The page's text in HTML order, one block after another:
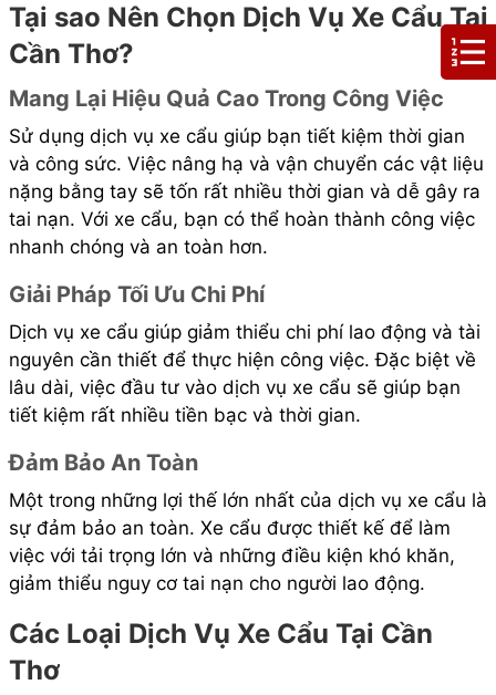
Tại sao Nên Chọn Dịch Vụ Xe Cẩu Tại
Cần Thơ?
Mang Lại Hiệu Quả Cao Trong Công Việc
Sử dụng dịch vụ xe cẩu giúp bạn tiết kiệm thời gian
và công sức. Việc nâng hạ và vận chuyển các vật liệu
nặng bằng tay sẽ tốn rất nhiều thời gian và dễ gây ra
tai nạn. Với xe cẩu, bạn có thể hoàn thành công việc
nhanh chóng và an toàn hơn.
Giải Pháp Tối Ưu Chi Phí
Dịch vụ xe cẩu giúp giảm thiểu chi phí lao động và tài
nguyên cần thiết để thực hiện công việc. Đặc biệt về
lâu dài, việc đầu tư vào dịch vụ xe cẩu sẽ giúp bạn
tiết kiệm rất nhiều tiền bạc và thời gian.
Đảm Bảo An Toàn
Một trong những lợi thế lớn nhất của dịch vụ xe cẩu là
sự đảm bảo an toàn. Xe cẩu được thiết kế để làm
việc với tải trọng lớn và những điều kiện khó khăn,
giảm thiểu nguy cơ tai nạn cho người lao động.
Các Loại Dịch Vụ Xe Cẩu Tại Cần
Thơ